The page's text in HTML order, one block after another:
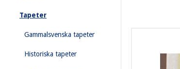
Tapeter
Gammalsvenska tapeter
Historiska tapeter